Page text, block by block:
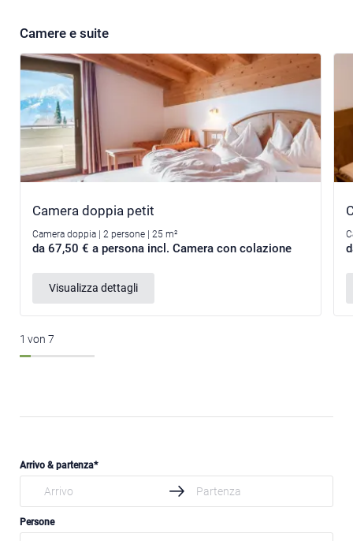
Camere e suite
Camera doppia petit
Camera doppia | 2 persone | 25 m²
da 67,50 € a persona incl. Camera con colazione
Visualizza dettagli
1 von 7
Arrivo & partenza
Persone